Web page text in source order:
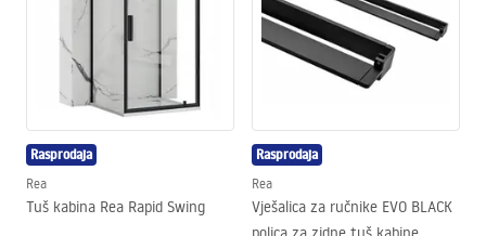
Rasprodaja
Rea
Tuš kabina Rea Rapid Swing
Rasprodaja
Rea
Vješalica za ručnike EVO BLACK